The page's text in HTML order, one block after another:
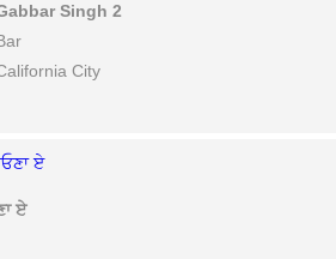
Singh 2
City
ਏ